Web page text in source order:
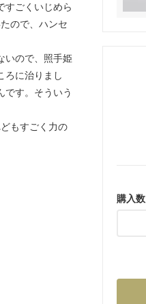
購入数
すごくいじめら
ので、ハンセ
いので、照手姫
ろに治りまし
です。そういう
もすごく力の